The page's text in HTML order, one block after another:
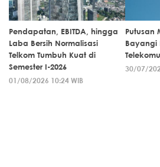
Pendapatan, EBITDA, hingga
Laba Bersih Normalisasi
Telkom Tumbuh Kuat di
Semester I-2026
01/08/2026 10:24 WIB
Putusan
Bayangi
30/07/